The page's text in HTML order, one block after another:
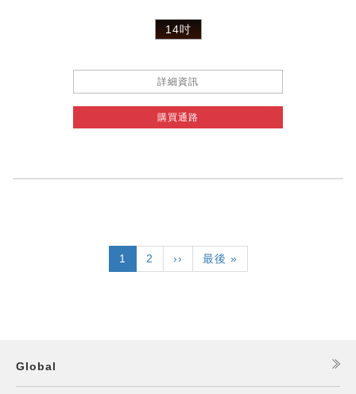
14吋
詳細資訊
購買通路
目
前
1
頁
面
2
下
一
››
Last
page
最後 »
Global